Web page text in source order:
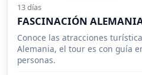
13 días
FASCINACIÓN
Conoce las atracciones
Alemania, el tour es con guía
personas.